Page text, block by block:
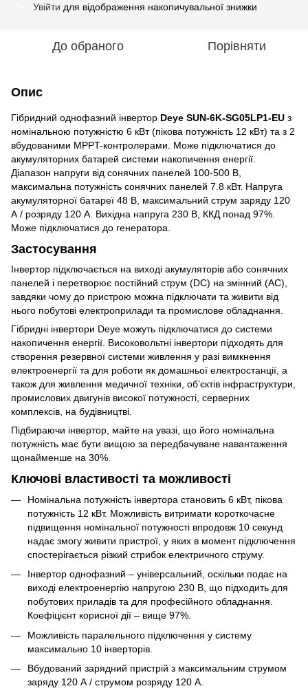
Увійти для відображення накопичувальної знижки
До обраного Порівняти
Опис
Гібридний однофазний інвертор Deye SUN-6K-SG05LP1-EU з
номінальною потужністю 6 кВт (пікова потужність 12 кВт) та з 2
вбудованими MPPT-контролерами. Може підключатися до
акумуляторних батарей системи накопичення енергії.
Діапазон напруги від сонячних панелей 100-500 В,
максимальна потужність сонячних панелей 7.8 кВт. Напруга
акумуляторної батареї 48 В, максимальний струм заряду 120
А / розряду 120 А. Вихідна напруга 230 В, ККД понад 97%.
Може підключатися до генератора.
Застосування
Інвертор підключається на виході акумуляторів або сонячних
панелей і перетворює постійний струм (DC) на змінний (AC),
завдяки чому до пристрою можна підключати та живити від
нього побутові електроприлади та промислове обладнання.
Гібридні інвертори Deye можуть підключатися до системи
накопичення енергії. Високовольтні інвертори підходять для
створення резервної системи живлення у разі вимкнення
електроенергії та для роботи як домашньої електростанції, а
також для живлення медичної техніки, об’єктів інфраструктури,
промислових двигунів високої потужності, серверних
комплексів, на будівництві.
Підбираючи інвертор, майте на увазі, що його номінальна
потужність має бути вищою за передбачуване навантаження
щонайменше на 30%.
Ключові властивості та можливості
Номінальна потужність інвертора становить 6 кВт, пікова
потужність 12 кВт. Можливість витримати короткочасне
підвищення номінальної потужності впродовж 10 секунд
надає змогу живити пристрої, у яких в момент підключення
спостерігається різкий стрибок електричного струму.
Інвертор однофазний – універсальний, оскільки подає на
виході електроенергію напругою 230 В, що підходить для
побутових приладів та для професійного обладнання.
Коефіцієнт корисної дії – вище 97%.
Можливість паралельного підключення у систему
максимально 10 інверторів.
Вбудований зарядний пристрій з максимальним струмом
заряду 120 А / струмом розряду 120 А.